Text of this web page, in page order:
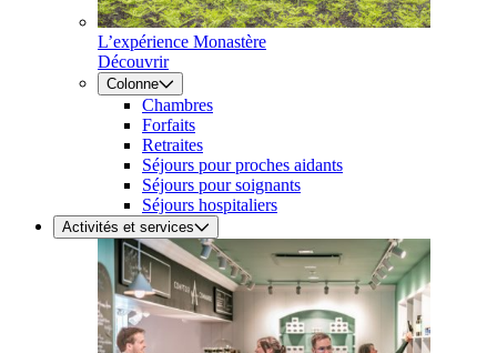
L’expérience Monastère
Découvrir
Colonne
Chambres
Forfaits
Retraites
Séjours pour proches aidants
Séjours pour soignants
Séjours hospitaliers
Activités et services